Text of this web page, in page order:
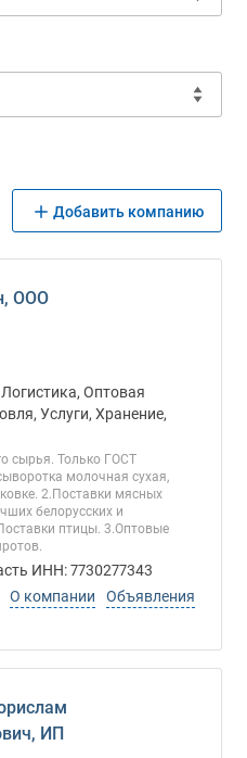
Добавить компанию
ООО
Оптовая
Услуги, Хранение,
сырья. Только ГОСТ
молочная сухая,
2.Поставки мясных
белорусских и
птицы. 3.Оптовые
ИНН: 7730277343
О компании
Объявления
ИП